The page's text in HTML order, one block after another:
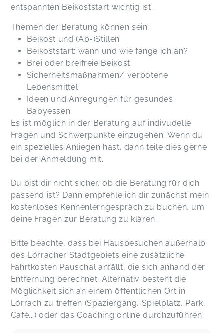
entspannten Beikoststart wichtig ist.
Themen der Beratung können sein:
Beikost und (Ab-)Stillen
Beikoststart: wann und wie fange ich an?
Brei oder breifreie Beikost
Sicherheitsmaßnahmen/ verbotene
Lebensmittel
Ideen und Anregungen für gesundes
Babyessen
Es ist möglich in der Beratung auf indivudelle
Fragen und Schwerpunkte einzugehen. Wenn du
ein spezielles Anliegen hast, dann teile dies gerne
bei der Anmeldung mit.
Du bist dir nicht sicher, ob die Beratung für dich
passend ist? Dann empfehle ich dir zunächst mein
kostenloses Kennenlerngespräch zu buchen, um
deine Fragen zur Beratung zu klären.
Bitte beachte, dass bei Hausbesuchen außerhalb
des Lörracher Stadtgebiets eine zusätzliche
Fahrtkosten Pauschal anfällt, die sich anhand der
Entfernung berechnet. Alternativ besteht die
Möglichkeit sich an einem öffentlichen Ort in
Lörrach zu treffen (Spaziergang, Spielplatz, Park,
Café...) oder das Coaching online durchzuführen.